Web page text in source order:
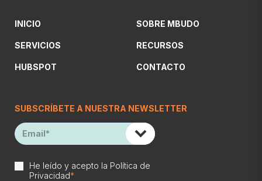
INICIO
SERVICIOS
HUBSPOT
SOBRE MBUDO
RECURSOS
CONTACTO
SUBSCRÍBETE A NUESTRA NEWSLETTER
He leído y acepto la Política de
Privacidad*